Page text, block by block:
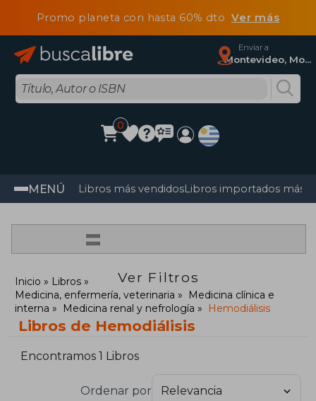
Promo planeta con hasta 60% dtoVer más
Enviar a
Montevideo, Montevideo
0
MENÚ Libros más vendidosLibros importados más
=
Ver Filtros
Inicio
Libros
Medicina, enfermería, veterinaria
Medicina clínica e
interna
Medicina renal y nefrología Hemodiálisis
Libros de Hemodiálisis
Encontramos 1 Libros
Ordenar por